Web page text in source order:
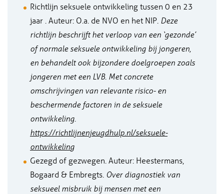
Richtlijn seksuele ontwikkeling tussen 0 en 23
jaar . Auteur: O.a. de NVO en het NIP. Deze
richtlijn beschrijft het verloop van een ‘gezonde’
of normale seksuele ontwikkeling bij jongeren,
en behandelt ook bijzondere doelgroepen zoals
jongeren met een LVB. Met concrete
omschrijvingen van relevante risico- en
beschermende factoren in de seksuele
ontwikkeling.
https://richtlijnenjeugdhulp.nl/seksuele-
ontwikkeling
Gezegd of gezwegen. Auteur: Heestermans,
Bogaard & Embregts. Over diagnostiek van
seksueel misbruik bij mensen met een